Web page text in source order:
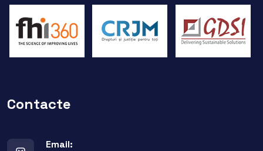
Contacte
Email: